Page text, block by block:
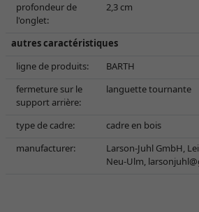
profondeur de
l'onglet:
2,3 cm
autres caractéristiques
ligne de produits:
BARTH
fermeture sur le
support arrière:
languette tournante
type de cadre:
cadre en bois
manufacturer:
Larson-Juhl GmbH,
Neu-Ulm,